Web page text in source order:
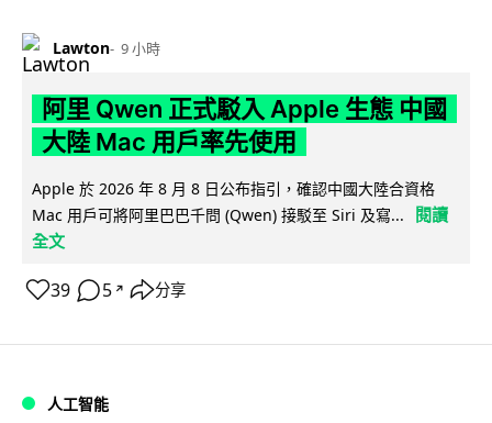
Lawton 9 小時
阿里 Qwen 正式駁入 Apple 生態 中國
大陸 Mac 用戶率先使用
Apple 於 2026 年 8 月 8 日公布指引，確認中國大陸合資格
Mac 用戶可將阿里巴巴千問 (Qwen) 接駁至 Siri 及寫...
閱讀
全文
39 5 ↗ 分享
人工智能